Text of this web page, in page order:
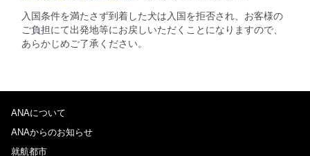
入国条件を満たさず到着した犬は入国を拒否され、お客様の
ご負担にて出発地等にお戻しいただくことになりますので、
あらかじめご了承ください。
ANAについて
ANAからのお知らせ
就航都市